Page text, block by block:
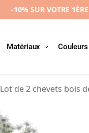
-10% SUR VOTRE
Matériaux Couleurs
Lot de 2 chevets bois